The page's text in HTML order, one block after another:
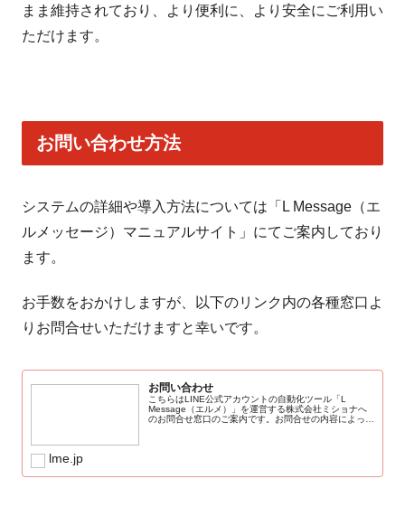
まま維持されており、より便利に、より安全にご利用い
ただけます。
お問い合わせ方法
システムの詳細や導入方法については「L Message（エ
ルメッセージ）マニュアルサイト」にてご案内しており
ます。
お手数をおかけしますが、以下のリンク内の各種窓口よ
りお問合せいただけますと幸いです。
お問い合わせ
こちらはLINE公式アカウントの自動化ツール「L
Message（エルメ）」を運営する株式会社ミショナへ
のお問合せ窓口のご案内です。お問合せの内容によって
lme.jp